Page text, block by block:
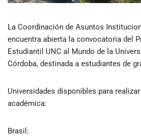
La Coordinación de Asuntos
encuentra abierta la convocatoria del
Estudiantil UNC al Mundo de la
Córdoba, destinada a estudiantes de
Universidades disponibles para
académica:
Brasil: